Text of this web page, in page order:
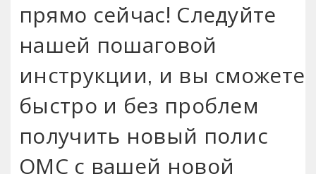
прямо сейчас! Следуйте
нашей пошаговой
инструкции‚ и вы сможете
быстро и без проблем
получить новый полис
ОМС с вашей новой